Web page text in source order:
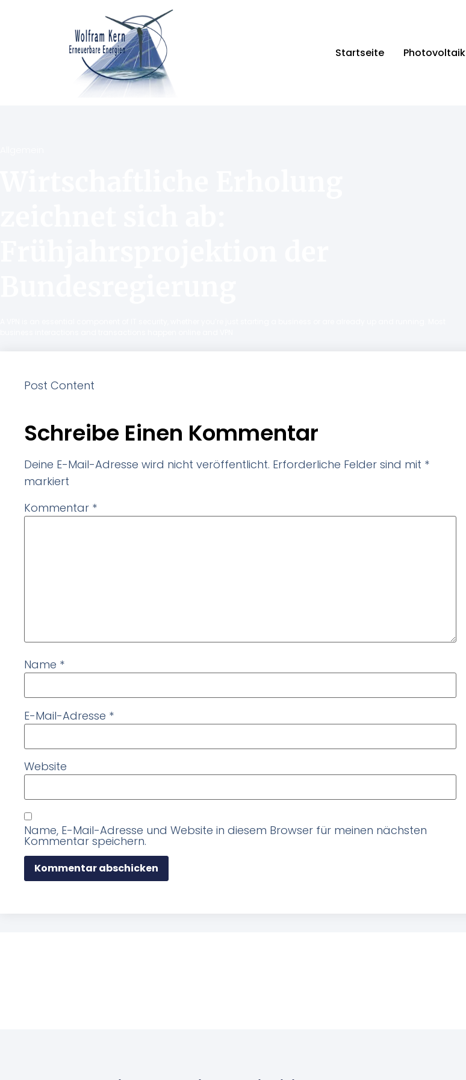
Startseite Photovoltaik
Post Content
Schreibe Einen Kommentar
Deine E-Mail-Adresse wird nicht veröffentlicht. Erforderliche Felder sind mit *
markiert
Kommentar *
Name *
E-Mail-Adresse *
Website
Name, E-Mail-Adresse und Website in diesem Browser für meinen nächsten
Kommentar speichern.